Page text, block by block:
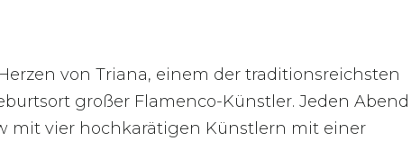
von Triana, einem der traditionsreichsten
großer Flamenco-Künstler. Jeden Abend
mit vier hochkarätigen Künstlern mit einer